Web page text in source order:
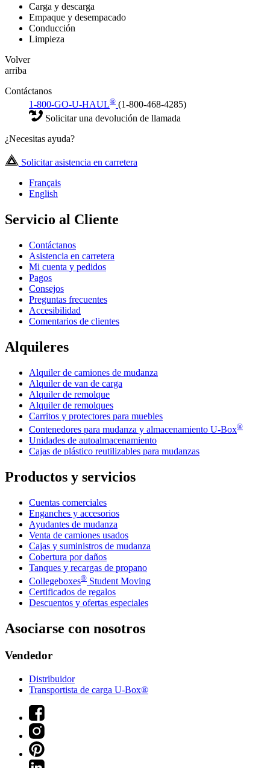
Carga y descarga
Empaque y desempacado
Conducción
Limpieza
Volver
arriba
Contáctanos
1-800-GO-U-HAUL® (1-800-468-4285)
Solicitar una devolución de llamada
¿Necesitas ayuda?
Solicitar asistencia en carretera
Français
English
Servicio al Cliente
Contáctanos
Asistencia en carretera
Mi cuenta y pedidos
Pagos
Consejos
Preguntas frecuentes
Accesibilidad
Comentarios de clientes
Alquileres
Alquiler de camiones de mudanza
Alquiler de van de carga
Alquiler de remolque
Alquiler de remolques
Carritos y protectores para muebles
Contenedores para mudanza y almacenamiento U-Box®
Unidades de autoalmacenamiento
Cajas de plástico reutilizables para mudanzas
Productos y servicios
Cuentas comerciales
Enganches y accesorios
Ayudantes de mudanza
Venta de camiones usados
Cajas y suministros de mudanza
Cobertura por daños
Tanques y recargas de propano
Collegeboxes® Student Moving
Certificados de regalos
Descuentos y ofertas especiales
Asociarse con nosotros
Vendedor
Distribuidor
Transportista de carga U-Box®